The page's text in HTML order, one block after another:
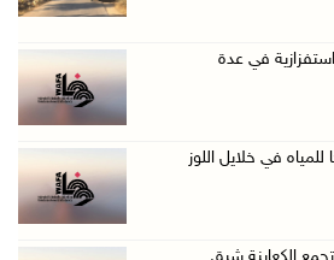
تجمع الكعابنة شرق الطي ...
وسط مخاوف بشأن مستقب ...
منذ كانون الثاني
في عدة
في خلايل اللوز